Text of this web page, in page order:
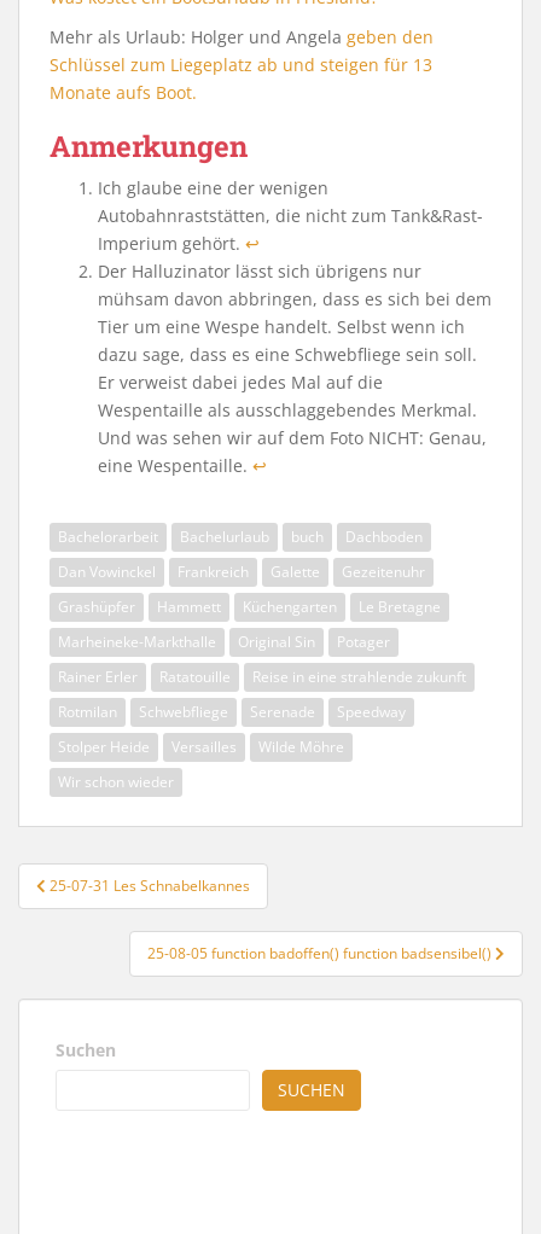
Mehr als Urlaub: Holger und Angela geben den
Schlüssel zum Liegeplatz ab und steigen für 13
Monate aufs Boot.
Anmerkungen
Ich glaube eine der wenigen
Autobahnraststätten, die nicht zum Tank&Rast-
Imperium gehört. ↩︎
Der Halluzinator lässt sich übrigens nur
mühsam davon abbringen, dass es sich bei dem
Tier um eine Wespe handelt. Selbst wenn ich
dazu sage, dass es eine Schwebfliege sein soll.
Er verweist dabei jedes Mal auf die
Wespentaille als ausschlaggebendes Merkmal.
Und was sehen wir auf dem Foto NICHT: Genau,
eine Wespentaille. ↩︎
Bachelorarbeit Bachelurlaub buch
Dachboden
Dan Vowinckel
Frankreich Galette
Gezeitenuhr
Grashüpfer
Hammett Küchengarten
Le Bretagne
Marheineke-Markthalle
Original Sin
Potager
Rainer Erler
Ratatouille
Reise in eine strahlende zukunft
Rotmilan
Schwebfliege Serenade
Speedway
Stolper Heide
Versailles
Wilde Möhre
Wir schon wieder
Beitragsnavigation
25-07-31 Les Schnabelkannes
25-08-05 function badoffen() function badsensibel()
Suchen
SUCHEN